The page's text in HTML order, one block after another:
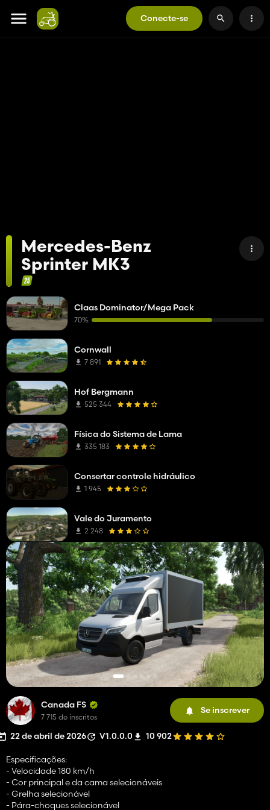
Conecte-se
Mercedes-Benz
Sprinter MK3
Canada FS
7 715 de inscritos
Se inscrever
22 de abril de 2026 V1.0.0.0 10 902
Especificações:
- Velocidade 180 km/h
- Cor principal e da cama selecionáveis
- Grelha selecionável
- Pára-choques selecionável
Claas Dominator/Mega Pack
70%
Cornwall
7 891
Hof Bergmann
525 344
Física do Sistema de Lama
335 183
Consertar controle hidráulico
1 945
Vale do Juramento
2 248